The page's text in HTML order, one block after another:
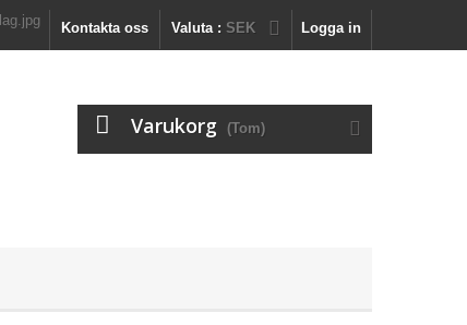
Logga in
Valuta : SEK
Kontakta oss
Varukorg (Tom)